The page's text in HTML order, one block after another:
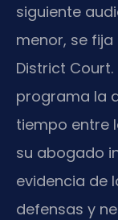
siguiente
menor, se
District
programa la
tiempo entre
su abogado
evidencia de
defensas y